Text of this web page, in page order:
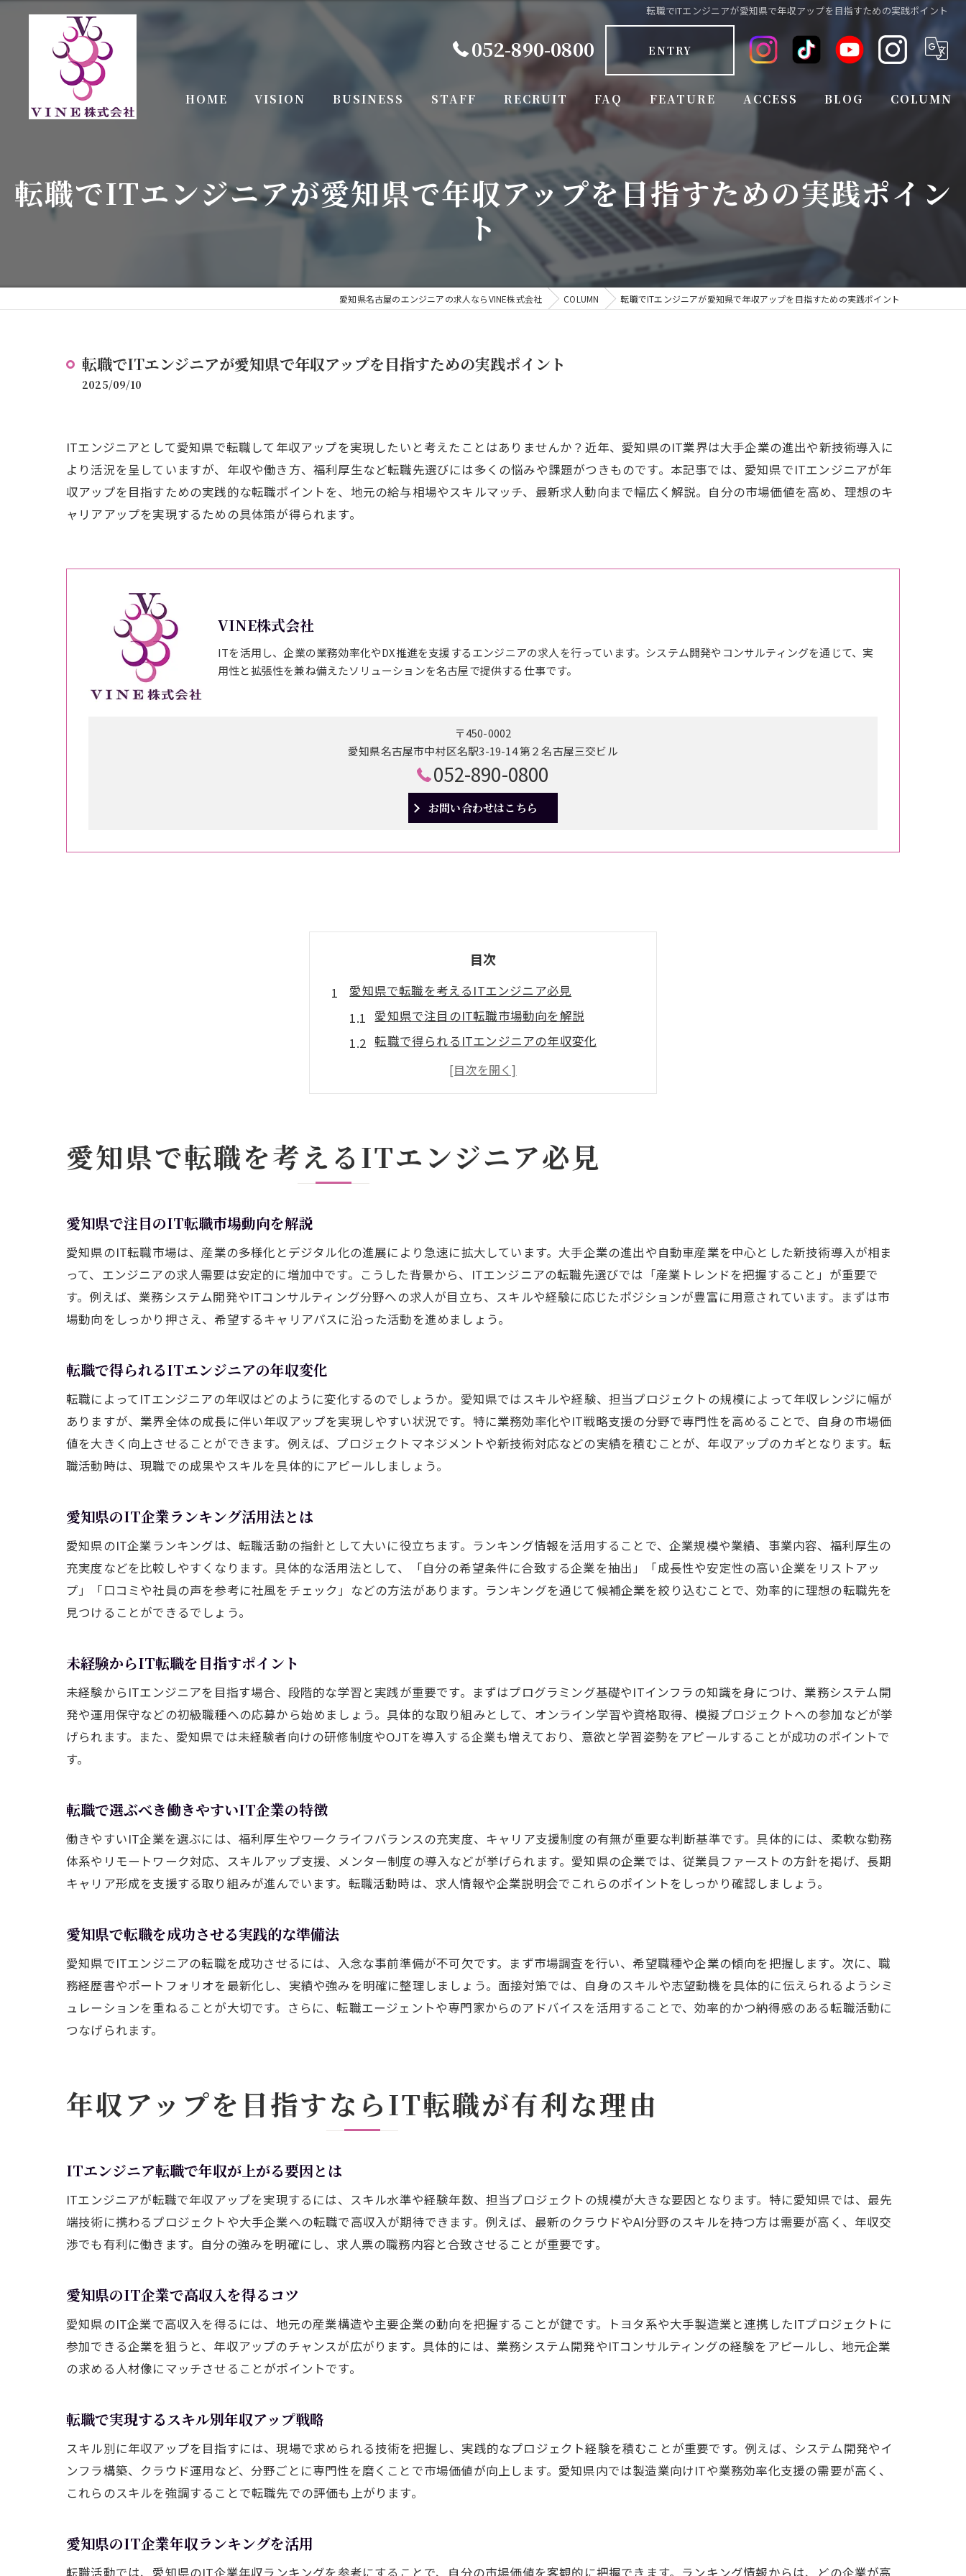
転職でITエンジニアが愛知県で年収アップを目指すための実践ポイント
052-890-0800 ENTRY
HOME VISION BUSINESS STAFF RECRUIT FAQ FEATURE
FULL TIME EMPLOYEE
EMPLOYEE BENEFITS
EXPERIENCED
INEXPERIENCED
JOB CHANGE
ACCESS BLOG COLUMN
転職でITエンジニアが愛知県で年収アップを目指すための実践ポイン
ト
愛知県名古屋のエンジニアの求人ならVINE株式会社 COLUMN 転職でITエンジニアが愛知県で年収アップを目指すための実践ポイント
転職でITエンジニアが愛知県で年収アップを目指すための実践ポイント
2025/09/10
ITエンジニアとして愛知県で転職して年収アップを実現したいと考えたことはありませんか？近年、愛知県のIT業界は大手企業の進出や新技術導入に
より活況を呈していますが、年収や働き方、福利厚生など転職先選びには多くの悩みや課題がつきものです。本記事では、愛知県でITエンジニアが年
収アップを目指すための実践的な転職ポイントを、地元の給与相場やスキルマッチ、最新求人動向まで幅広く解説。自分の市場価値を高め、理想のキ
ャリアアップを実現するための具体策が得られます。
VINE株式会社
ITを活用し、企業の業務効率化やDX推進を支援するエンジニアの求人を行っています。システム開発やコンサルティングを通じて、実
用性と拡張性を兼ね備えたソリューションを名古屋で提供する仕事です。
〒450-0002
愛知県名古屋市中村区名駅3-19-14 第２名古屋三交ビル
052-890-0800
お問い合わせはこちら
目次
愛知県で転職を考えるITエンジニア必見
愛知県で注目のIT転職市場動向を解説
転職で得られるITエンジニアの年収変化
愛知県のIT企業ランキング活用法とは
未経験からIT転職を目指すポイント
愛知県で転職を成功させる実践的な準備法
年収アップを目指すならIT転職が有利な理由
転職で実現するスキル別年収アップ戦略
愛知県のIT企業年収ランキングを活用
IT転職で福利厚生と年収を両立する方法
転職エージェント活用で年収交渉を有利に
愛知県IT転職で実力を高める方法とは
スキルアップが年収増へ直結する理由
キャリア形成に役立つ転職成功事例紹介
自己分析で最適な転職先を見極める方法
転職で叶えるITエンジニアの働きやすさ
愛知県IT企業の福利厚生を徹底比較
リモートワーク重視の転職求人の選び方
スキルを活かす愛知県での転職ポイント
ITスキルを活かせる愛知県の転職先傾向
転職で評価されるITエンジニアのスキルとは
愛知県のIT企業で求められる人材像とは
転職で市場価値を高めるための最新動向
IT転職で有利な職種や分野を知る方法
転職活動に役立つ愛知県IT業界ニュース
愛知県で未経験者が選ぶべきIT職種とは
転職で役立つ基礎スキルの身につけ方
未経験でも転職で年収アップを目指す方法
理想の年収を叶える転職術まとめ
転職で理想の年収を実現するためのコツ
転職後に満足できる職場選びの重要性
スキルと年収を両立するIT転職戦略とは
愛知県で転職を考えるITエンジニア必見
愛知県で注目のIT転職市場動向を解説
愛知県のIT転職市場は、産業の多様化とデジタル化の進展により急速に拡大しています。大手企業の進出や自動車産業を中心とした新技術導入が相ま
って、エンジニアの求人需要は安定的に増加中です。こうした背景から、ITエンジニアの転職先選びでは「産業トレンドを把握すること」が重要で
す。例えば、業務システム開発やITコンサルティング分野への求人が目立ち、スキルや経験に応じたポジションが豊富に用意されています。まずは市
場動向をしっかり押さえ、希望するキャリアパスに沿った活動を進めましょう。
転職で得られるITエンジニアの年収変化
転職によってITエンジニアの年収はどのように変化するのでしょうか。愛知県ではスキルや経験、担当プロジェクトの規模によって年収レンジに幅が
ありますが、業界全体の成長に伴い年収アップを実現しやすい状況です。特に業務効率化やIT戦略支援の分野で専門性を高めることで、自身の市場価
値を大きく向上させることができます。例えば、プロジェクトマネジメントや新技術対応などの実績を積むことが、年収アップのカギとなります。転
職活動時は、現職での成果やスキルを具体的にアピールしましょう。
愛知県のIT企業ランキング活用法とは
愛知県のIT企業ランキングは、転職活動の指針として大いに役立ちます。ランキング情報を活用することで、企業規模や業績、事業内容、福利厚生の
充実度などを比較しやすくなります。具体的な活用法として、「自分の希望条件に合致する企業を抽出」「成長性や安定性の高い企業をリストアッ
プ」「口コミや社員の声を参考に社風をチェック」などの方法があります。ランキングを通じて候補企業を絞り込むことで、効率的に理想の転職先を
見つけることができるでしょう。
未経験からIT転職を目指すポイント
未経験からITエンジニアを目指す場合、段階的な学習と実践が重要です。まずはプログラミング基礎やITインフラの知識を身につけ、業務システム開
発や運用保守などの初級職種への応募から始めましょう。具体的な取り組みとして、オンライン学習や資格取得、模擬プロジェクトへの参加などが挙
げられます。また、愛知県では未経験者向けの研修制度やOJTを導入する企業も増えており、意欲と学習姿勢をアピールすることが成功のポイントで
す。
転職で選ぶべき働きやすいIT企業の特徴
働きやすいIT企業を選ぶには、福利厚生やワークライフバランスの充実度、キャリア支援制度の有無が重要な判断基準です。具体的には、柔軟な勤務
体系やリモートワーク対応、スキルアップ支援、メンター制度の導入などが挙げられます。愛知県の企業では、従業員ファーストの方針を掲げ、長期
キャリア形成を支援する取り組みが進んでいます。転職活動時は、求人情報や企業説明会でこれらのポイントをしっかり確認しましょう。
愛知県で転職を成功させる実践的な準備法
愛知県でITエンジニアの転職を成功させるには、入念な事前準備が不可欠です。まず市場調査を行い、希望職種や企業の傾向を把握します。次に、職
務経歴書やポートフォリオを最新化し、実績や強みを明確に整理しましょう。面接対策では、自身のスキルや志望動機を具体的に伝えられるようシミ
ュレーションを重ねることが大切です。さらに、転職エージェントや専門家からのアドバイスを活用することで、効率的かつ納得感のある転職活動に
つなげられます。
年収アップを目指すならIT転職が有利な理由
ITエンジニア転職で年収が上がる要因とは
ITエンジニアが転職で年収アップを実現するには、スキル水準や経験年数、担当プロジェクトの規模が大きな要因となります。特に愛知県では、最先
端技術に携わるプロジェクトや大手企業への転職で高収入が期待できます。例えば、最新のクラウドやAI分野のスキルを持つ方は需要が高く、年収交
渉でも有利に働きます。自分の強みを明確にし、求人票の職務内容と合致させることが重要です。
愛知県のIT企業で高収入を得るコツ
愛知県のIT企業で高収入を得るには、地元の産業構造や主要企業の動向を把握することが鍵です。トヨタ系や大手製造業と連携したITプロジェクトに
参加できる企業を狙うと、年収アップのチャンスが広がります。具体的には、業務システム開発やITコンサルティングの経験をアピールし、地元企業
の求める人材像にマッチさせることがポイントです。
転職で実現するスキル別年収アップ戦略
スキル別に年収アップを目指すには、現場で求められる技術を把握し、実践的なプロジェクト経験を積むことが重要です。例えば、システム開発やイ
ンフラ構築、クラウド運用など、分野ごとに専門性を磨くことで市場価値が向上します。愛知県内では製造業向けITや業務効率化支援の需要が高く、
これらのスキルを強調することで転職先での評価も上がります。
愛知県のIT企業年収ランキングを活用